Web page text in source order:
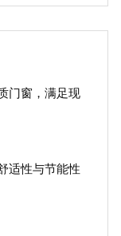
门窗，满足现
适性与节能性